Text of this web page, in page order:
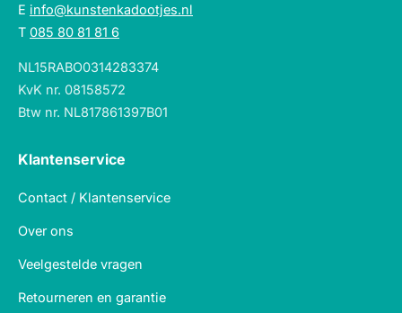
E info@kunstenkadootjes.nl
T 085 80 81 81 6
NL15RABO0314283374
KvK nr. 08158572
Btw nr. NL817861397B01
Klantenservice
Contact / Klantenservice
Over ons
Veelgestelde vragen
Retourneren en garantie